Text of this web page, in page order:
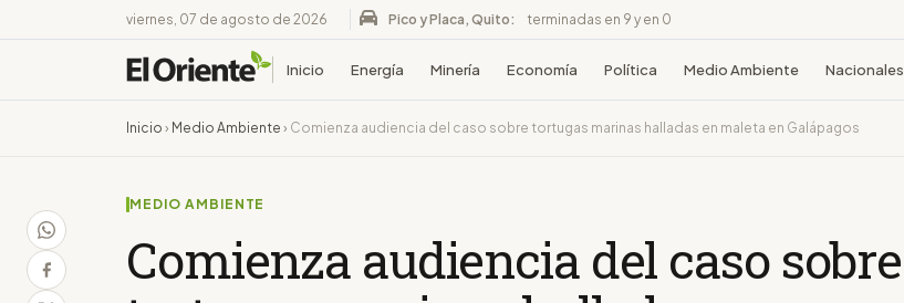
viernes, 07 de agosto de 2026 Pico y Placa, Quito: terminadas en 9 y en 0
Inicio Energía Minería Economía Política Medio Ambiente Nacionales
Inicio › Medio Ambiente › Comienza audiencia del caso sobre tortugas marinas halladas en maleta en Galápagos
MEDIO AMBIENTE
Comienza audiencia del caso sobre